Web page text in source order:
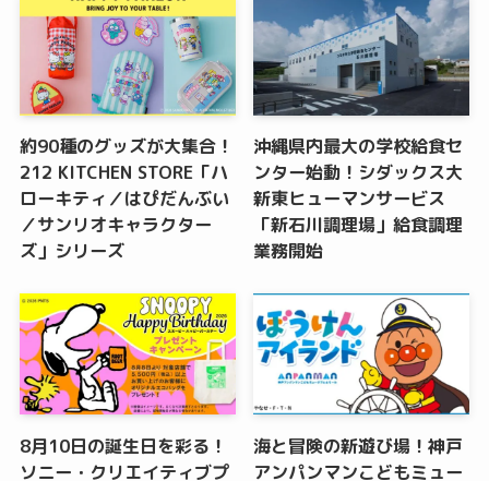
約90種のグッズが大集合！
212 KITCHEN STORE「ハ
ローキティ／はぴだんぶい
／サンリオキャラクター
ズ」シリーズ
沖縄県内最大の学校給食セ
ンター始動！シダックス大
新東ヒューマンサービス
「新石川調理場」給食調理
業務開始
8月10日の誕生日を彩る！
ソニー・クリエイティブプ
海と冒険の新遊び場！神戸
アンパンマンこどもミュー